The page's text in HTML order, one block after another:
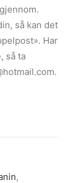
så kan det
Har
så ta
,